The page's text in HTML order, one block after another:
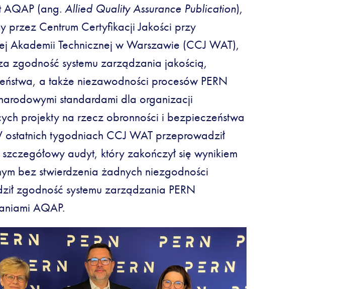
AQAP (ang. Allied Quality Assurance Publication),
przez Centrum Certyfikacji Jakości przy
Akademii Technicznej w Warszawie (CCJ WAT),
zgodność systemu zarządzania jakością,
a także niezawodności procesów PERN
standardami dla organizacji
projekty na rzecz obronności i bezpieczeństwa
ostatnich tygodniach CCJ WAT przeprowadził
szczegółowy audyt, który zakończył się wynikiem
bez stwierdzenia żadnych niezgodności
zgodność systemu zarządzania PERN
AQAP.